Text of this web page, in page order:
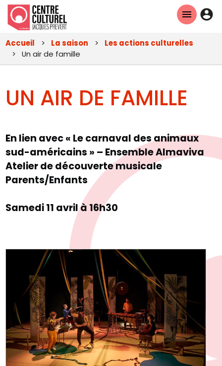
principal
En-
Accueil La saison
Les actions culturelles
Un air de famille
UN AIR DE FAMILLE
En lien avec « Le carnaval des animaux
sud-américains » – Ensemble Almaviva
Atelier de découverte musicale
Parents/Enfants
Samedi 11 avril à 16h30